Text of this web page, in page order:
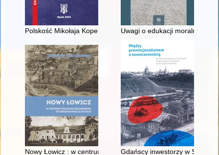
Polskość Mikołaja Kopernika z rodu ŚlązakaUwagi o edukacji moralnej
Nowy Łowicz : w centrum poligonu drawskiego od
Gdańscy inwestorzy w